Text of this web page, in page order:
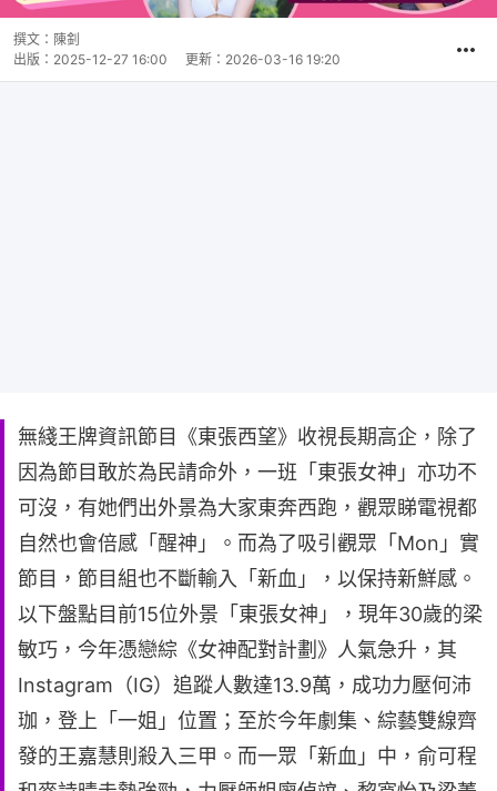
撰文： 陳釗
出版： 2025-12-27 16:00 更新： 2026-03-16 19:20
無綫王牌資訊節目《東張西望》收視長期高企，除了
因為節目敢於為民請命外，一班「東張女神」亦功不
可沒，有她們出外景為大家東奔西跑，觀眾睇電視都
自然也會倍感「醒神」。而為了吸引觀眾「Mon」實
節目，節目組也不斷輸入「新血」，以保持新鮮感。
以下盤點目前15位外景「東張女神」，現年30歲的梁
敏巧，今年憑戀綜《女神配對計劃》人氣急升，其
Instagram（IG）追蹤人數達13.9萬，成功力壓何沛
珈，登上「一姐」位置；至於今年劇集、綜藝雙線齊
發的王嘉慧則殺入三甲。而一眾「新血」中，俞可程